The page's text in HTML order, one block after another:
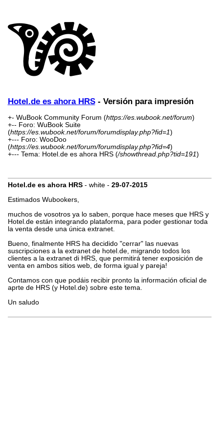
Hotel.de es ahora HRS- Versión para impresión
+- WuBook Community Forum (https://es.wubook.net/forum)
+-- Foro: WuBook Suite
(https://es.wubook.net/forum/forumdisplay.php?fid=1)
+--- Foro: WooDoo
(https://es.wubook.net/forum/forumdisplay.php?fid=4)
+--- Tema: Hotel.de es ahora HRS (/showthread.php?tid=191)
Hotel.de es ahora HRS- white - 29-07-2015
Estimados Wubookers,
muchos de vosotros ya lo saben, porque hace meses que HRS y
Hotel.de están integrando plataforma, para poder gestionar toda
la venta desde una única extranet.
Bueno, finalmente HRS ha decidido "cerrar" las nuevas
suscripciones a la extranet de hotel.de, migrando todos los
clientes a la extranet di HRS, que permitirá tener exposición de
venta en ambos sitios web, de forma igual y pareja!
Contamos con que podáis recibir pronto la información oficial de
aprte de HRS (y Hotel.de) sobre este tema.
Un saludo